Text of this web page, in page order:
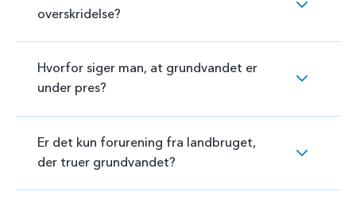
overskridelse?
Hvorfor siger man, at grundvandet er
under pres?
Er det kun forurening fra landbruget,
der truer grundvandet?